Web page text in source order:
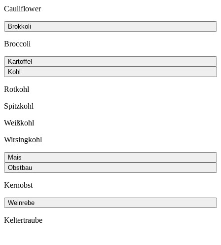
Cauliflower
Brokkoli
Broccoli
Kartoffel
Kohl
Rotkohl
Spitzkohl
Weißkohl
Wirsingkohl
Mais
Obstbau
Kernobst
Weinrebe
Keltertraube